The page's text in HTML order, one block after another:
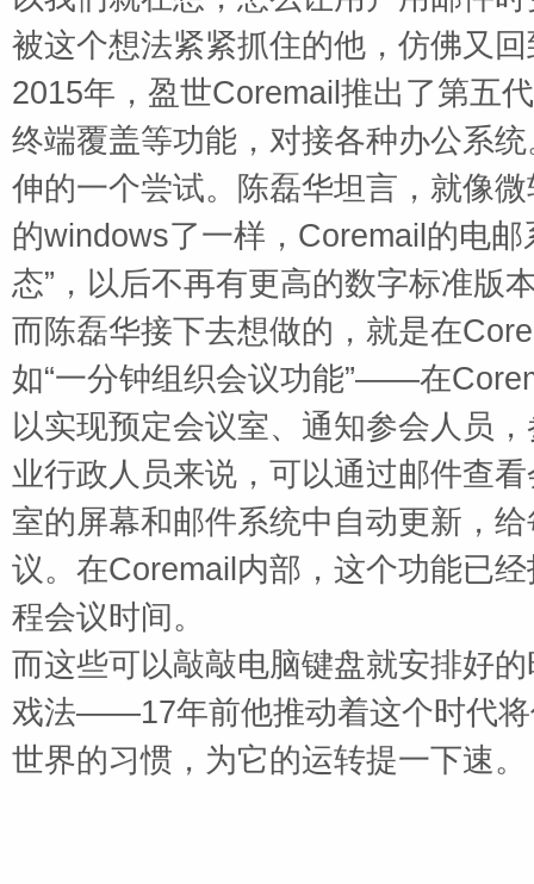
被这个想法紧紧抓住的他，仿佛又
2015年，盈世Coremail 推出了第五
终端覆盖等功能，对接各种办公系
伸的一个尝试。陈磊华坦言，就像
的windows了一样， Coremail 的电邮
态”，以后不再有更高的数字标准版
而陈磊华接下去想做的，就是在
如“一分钟组织会议功能”——在
以实现预定会议室、通知参会人员
业行政人员来说，可以通过邮件查
室的屏幕和邮件系统中自动更新，
议。在Coremail 内部，这个功能已
程会议时间。
而这些可以敲敲电脑键盘就安排好
戏法——17年前他推动着这个时代
世界的习惯，为它的运转提一下速。